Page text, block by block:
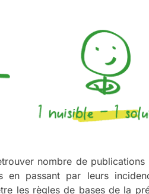
nombre de
en passant par leurs
les règles de bases de la